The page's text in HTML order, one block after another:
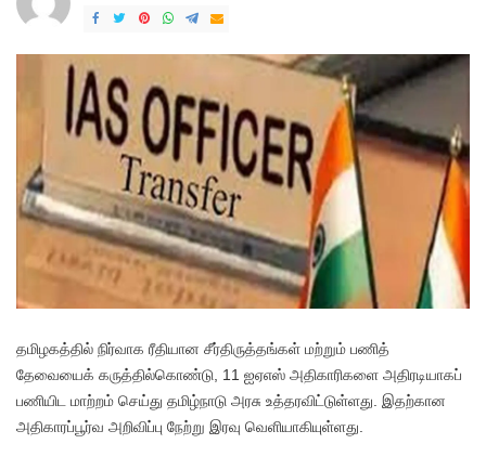
தமிழகத்தில் நிர்வாக ரீதியான சீர்திருத்தங்கள் மற்றும் பணித்
தேவையைக் கருத்தில்கொண்டு, 11 ஐஏஎஸ் அதிகாரிகளை அதிரடியாகப்
பணியிட மாற்றம் செய்து தமிழ்நாடு அரசு உத்தரவிட்டுள்ளது. இதற்கான
அதிகாரப்பூர்வ அறிவிப்பு நேற்று இரவு வெளியாகியுள்ளது.